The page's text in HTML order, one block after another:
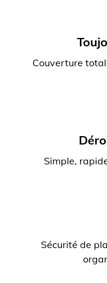
Couverture
Simple,
Sécurité de